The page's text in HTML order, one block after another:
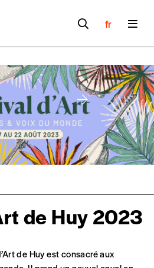
fr
de Huy 2023
de
de Huy est consacré aux